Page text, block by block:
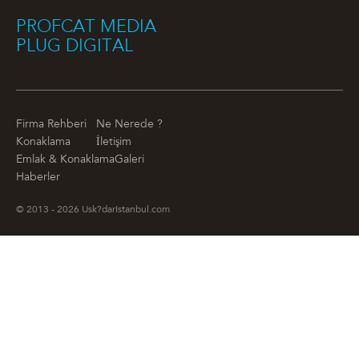
PROFCAT MEDIA
PLUG DIGITAL
Firma Rehberi
Ne Nerede ?
Konaklama
İletişim
Emlak & KonaklamaGaleri
Haberler
© 2013 - 2026 Usk?darIstanbul.com